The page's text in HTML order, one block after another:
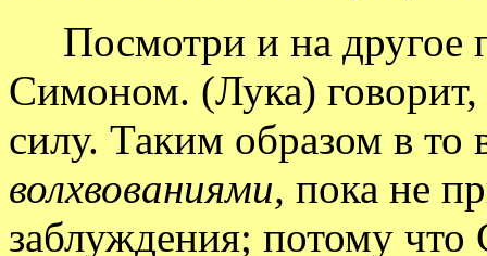
Посмотри и на другое
Симоном. (Лука) говорит,
силу. Таким образом в
волхвованиями, пока не
заблуждения; потому